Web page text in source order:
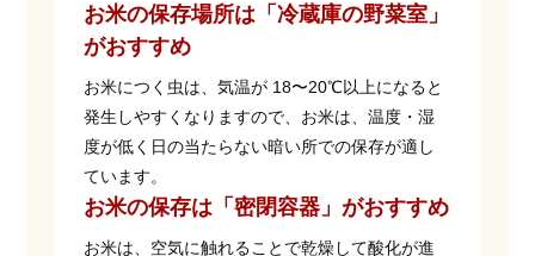
お米の保存場所は「冷蔵庫の野菜室」
がおすすめ
お米につく虫は、気温が 18〜20℃以上になると
発生しやすくなりますので、お米は、温度・湿
度が低く日の当たらない暗い所での保存が適し
ています。
お米の保存は「密閉容器」がおすすめ
お米は、空気に触れることで乾燥して酸化が進